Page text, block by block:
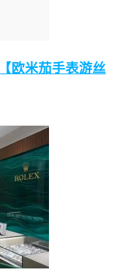
欧米茄手表游丝